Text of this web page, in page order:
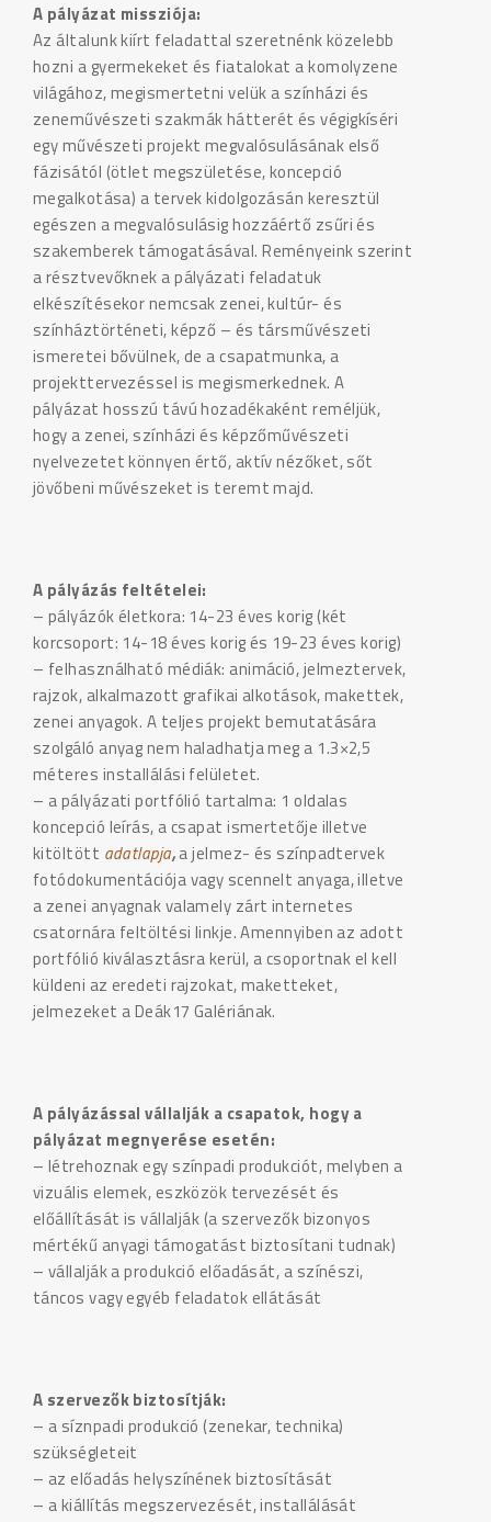
A pályázat missziója:
Az általunk kiírt feladattal szeretnénk közelebb
hozni a gyermekeket és fiatalokat a komolyzene
világához, megismertetni velük a színházi és
zeneművészeti szakmák hátterét és végigkíséri
egy művészeti projekt megvalósulásának első
fázisától (ötlet megszületése, koncepció
megalkotása) a tervek kidolgozásán keresztül
egészen a megvalósulásig hozzáértő zsűri és
szakemberek támogatásával. Reményeink szerint
a résztvevőknek a pályázati feladatuk
elkészítésekor nemcsak zenei, kultúr- és
színháztörténeti, képző – és társművészeti
ismeretei bővülnek, de a csapatmunka, a
projekttervezéssel is megismerkednek. A
pályázat hosszú távú hozadékaként reméljük,
hogy a zenei, színházi és képzőművészeti
nyelvezetet könnyen értő, aktív nézőket, sőt
jövőbeni művészeket is teremt majd.
A pályázás feltételei:
– pályázók életkora: 14-23 éves korig (két
korcsoport: 14-18 éves korig és 19-23 éves korig)
– felhasználható médiák: animáció, jelmeztervek,
rajzok, alkalmazott grafikai alkotások, makettek,
zenei anyagok. A teljes projekt bemutatására
szolgáló anyag nem haladhatja meg a 1.3×2,5
méteres installálási felületet.
– a pályázati portfólió tartalma: 1 oldalas
koncepció leírás, a csapat ismertetője illetve
kitöltött adatlapja,a jelmez- és színpadtervek
fotódokumentációja vagy scennelt anyaga, illetve
a zenei anyagnak valamely zárt internetes
csatornára feltöltési linkje. Amennyiben az adott
portfólió kiválasztásra kerül, a csoportnak el kell
küldeni az eredeti rajzokat, maketteket,
jelmezeket a Deák17 Galériának.
A pályázással vállalják a csapatok, hogy a
pályázat megnyerése esetén:
– létrehoznak egy színpadi produkciót, melyben a
vizuális elemek, eszközök tervezését és
előállítását is vállalják (a szervezők bizonyos
mértékű anyagi támogatást biztosítani tudnak)
– vállalják a produkció előadását, a színészi,
táncos vagy egyéb feladatok ellátását
A szervezők biztosítják:
– a síznpadi produkció (zenekar, technika)
szükségleteit
– az előadás helyszínének biztosítását
– a kiállítás megszervezését, installálását